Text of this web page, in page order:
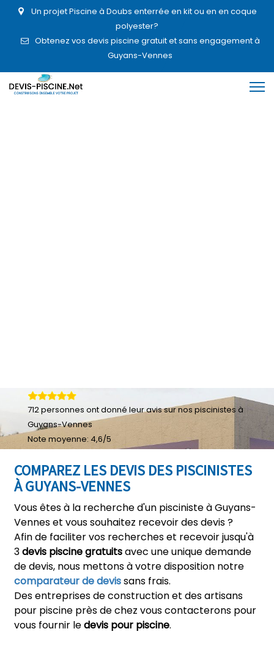
Un projet Piscine à Doubs enterrée en kit ou en en coque
polyester?
Obtenez vos devis piscine gratuit et sans engagement à
Guyans-Vennes
COMPAREZ LES DEVIS DES PISCINISTES
À GUYANS-VENNES
Vous êtes à la recherche d'un pisciniste à Guyans-
Vennes et vous souhaitez recevoir des devis ?
Afin de faciliter vos recherches et recevoir jusqu'à
3devis piscine gratuitsavec une unique demande
de devis, nous mettons à votre disposition notre
comparateur de devissans frais.
Des entreprises de construction et des artisans
pour piscine près de chez vous contacterons pour
vous fournir ledevis pour piscine.
712personnes ont donné leuravis sur nos piscinistes à
Guyans-Vennes
Note moyenne: 4,6/5